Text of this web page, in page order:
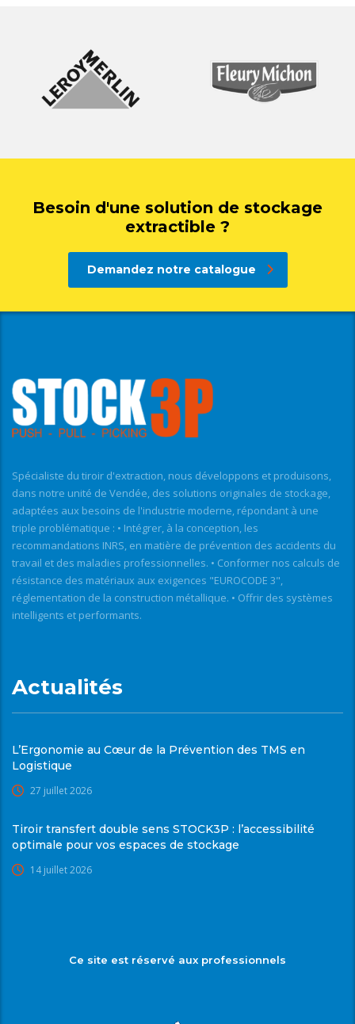
Besoin d'une solution de stockage
extractible ?
Demandez notre catalogue
Spécialiste du tiroir d'extraction, nous développons et produisons,
dans notre unité de Vendée, des solutions originales de stockage,
adaptées aux besoins de l'industrie moderne, répondant à une
triple problématique : • Intégrer, à la conception, les
recommandations INRS, en matière de prévention des accidents du
travail et des maladies professionnelles. • Conformer nos calculs de
résistance des matériaux aux exigences "EUROCODE 3",
réglementation de la construction métallique. • Offrir des systèmes
intelligents et performants.
Actualités
L’Ergonomie au Cœur de la Prévention des TMS en
Logistique
27 juillet 2026
Tiroir transfert double sens STOCK3P : l’accessibilité
optimale pour vos espaces de stockage
14 juillet 2026
Ce site est réservé aux professionnels